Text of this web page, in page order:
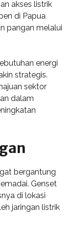
akses listrik
di Papua
pangan melalui
energi
strategis.
sektor
dalam
bergantung
Genset
di lokasi
jaringan listrik